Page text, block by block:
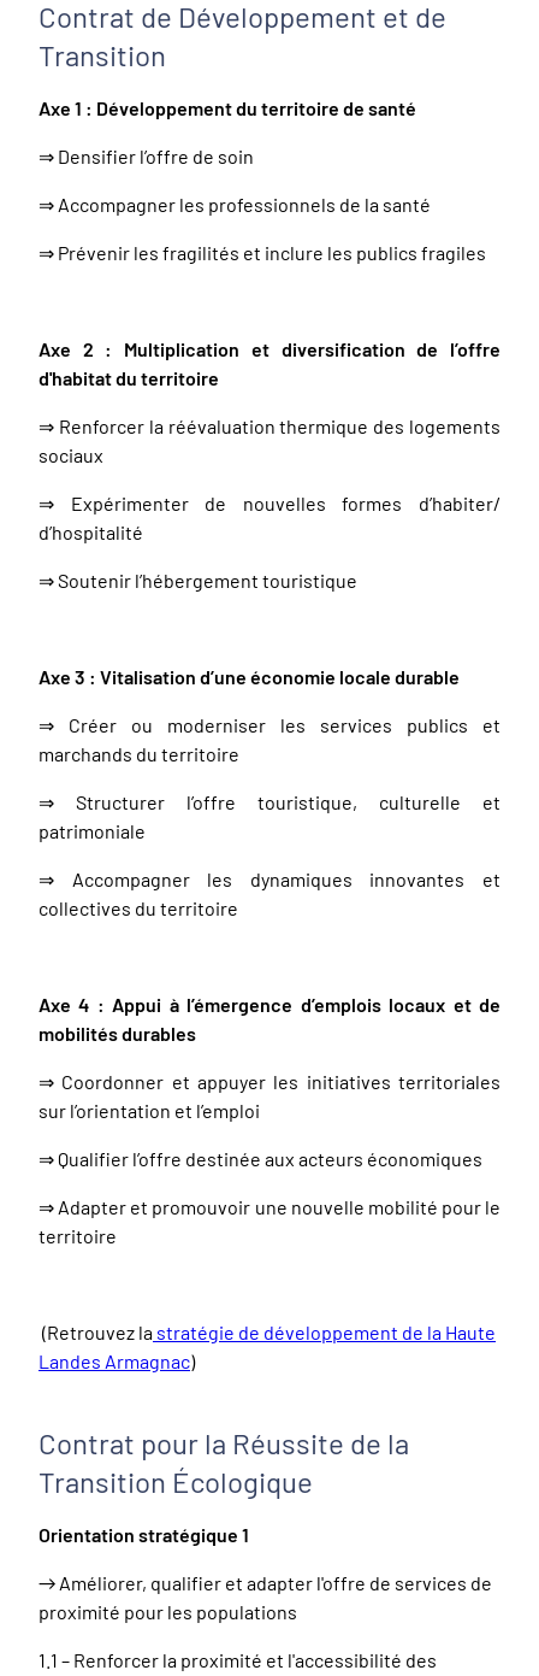
Contrat de Développement et de
Transition
Axe 1 : Développement du territoire de santé
⇒ Densifier l’offre de soin
⇒ Accompagner les professionnels de la santé
⇒ Prévenir les fragilités et inclure les publics fragiles
Axe 2 : Multiplication et diversification de l’offre
d'habitat du territoire
⇒ Renforcer la réévaluation thermique des logements
sociaux
⇒ Expérimenter de nouvelles formes d’habiter/
d’hospitalité
⇒ Soutenir l’hébergement touristique
Axe 3 : Vitalisation d’une économie locale durable
⇒ Créer ou moderniser les services publics et
marchands du territoire
⇒ Structurer l’offre touristique, culturelle et
patrimoniale
⇒ Accompagner les dynamiques innovantes et
collectives du territoire
Axe 4 : Appui à l’émergence d’emplois locaux et de
mobilités durables
⇒ Coordonner et appuyer les initiatives territoriales
sur l’orientation et l’emploi
⇒ Qualifier l’offre destinée aux acteurs économiques
⇒ Adapter et promouvoir une nouvelle mobilité pour le
territoire
(Retrouvez la stratégie de développement de la Haute
Landes Armagnac)
Contrat pour la Réussite de la
Transition Écologique
Orientation stratégique 1
→ Améliorer, qualifier et adapter l'offre de services de
proximité pour les populations
1.1 – Renforcer la proximité et l'accessibilité des